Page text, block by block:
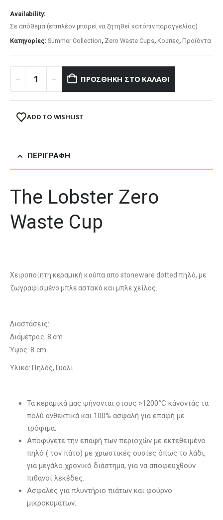
Availability:
Σε απόθεμα (επιπλέον μπορεί να ζητηθεί κατόπιν παραγγελίας)
Κατηγορίες: Summer Collection, Zero Waste Cups, Κούπες, Προϊόντα
ΠΡΟΣΘΉΚΗ ΣΤΟ ΚΑΛΆΘΙ
ADD TO WISHLIST
ΠΕΡΙΓΡΑΦΉ
The Lobster Zero
Waste Cup
Χειροποίητη κεραμική κούπα απο stoneware dotted πηλό, με
ζωγραφισμένο μπλε αστακό και μπλε χείλος.
Διαστάσεις:
Διάμετρος: 8 cm
Ύψος: 8 cm
Υλικό: Πηλός, Γυαλί
Τα κεραμικά μας ψήνονται στους >1200°C κάνοντάς τα
πολύ ανθεκτικά και 100% ασφαλή για επαφή με
τρόφιμα.
Αποφύγετε την επαφή των περιοχών με εκτεθειμένο
πηλό ( τον πάτο) με χρωστικές ουσίες όπως το λάδι,
για μεγάλο χρονικό διάστημα, για να αποφευχθούν
πιθανοί λεκέδες.
Ασφαλές για πλυντήριο πιάτων και φούρνο
μικροκυμάτων.